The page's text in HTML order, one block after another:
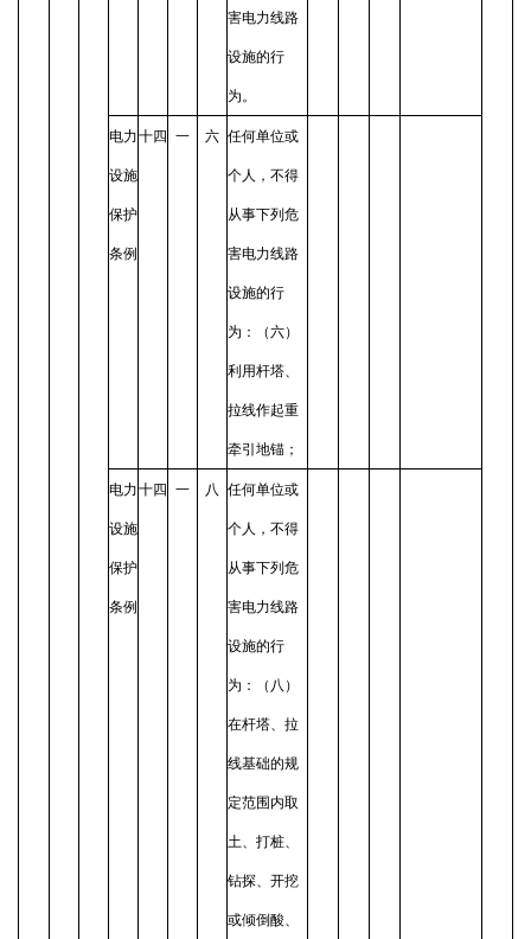
害电力线路
设施的行
为。
电力
设施
保护
条例
十四 一 六 任何单位或
个人，不得
从事下列危
害电力线路
设施的行
为：（六）
利用杆塔、
拉线作起重
牵引地锚；
电力
设施
保护
条例
十四 一 八 任何单位或
个人，不得
从事下列危
害电力线路
设施的行
为：（八）
在杆塔、拉
线基础的规
定范围内取
土、打桩、
钻探、开挖
或倾倒酸、